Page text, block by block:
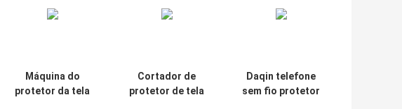
Máquina do
protetor da tela
Cortador de
protetor de tela
Daqin telefone
sem fio protetor